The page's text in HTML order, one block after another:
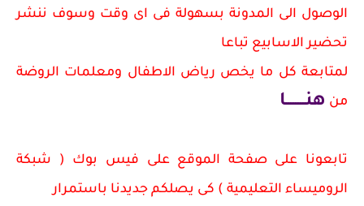
الوصول الى المدونة بسهولة فى اى وقت وسوف ننشر
تحضير الاسابيع تباعا
لمتابعة كل ما يخص رياض الاطفال ومعلمات الروضة
من هنــــــــا
تابعونا على صفحة الموقع على فيس بوك ( شبكة
الروميساء التعليمية ) كى يصلكم جديدنا باستمرار